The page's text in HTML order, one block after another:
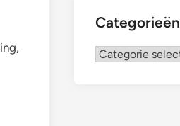
Categorieën
Categorieën